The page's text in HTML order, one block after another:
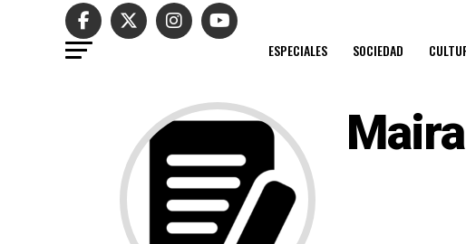
ESPECIALES SOCIEDAD